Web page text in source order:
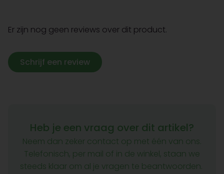
Er zijn nog geen reviews over dit product.
Schrijf een review
Heb je een vraag over dit artikel?
Neem dan zeker contact op met één van ons.
Telefonisch, per mail of in de winkel, staan we
steeds klaar om al je vragen te beantwoorden.